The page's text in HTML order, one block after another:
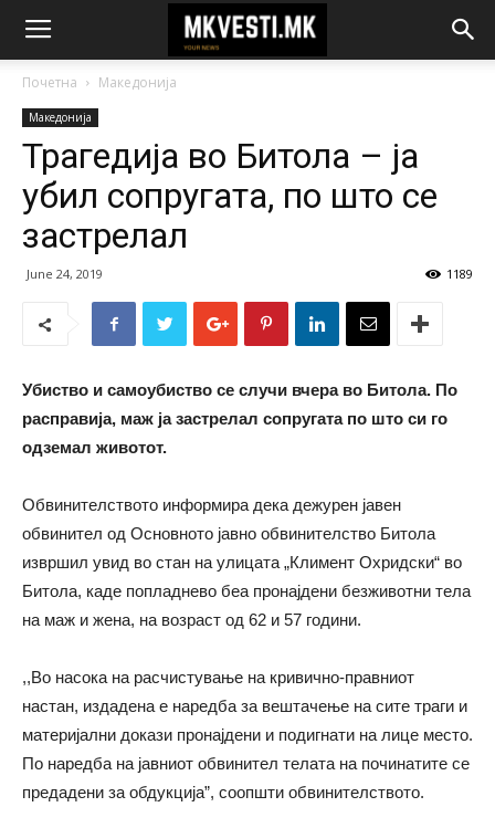
Почетна Македонија
Македонија
Трагедија во Битола – ја
убил сопругата, по што се
застрелал
June 24, 2019 1189
Убиство и самоубиство се случи вчера во Битола. По
расправија, маж ја застрелал сопругата по што си го
одземал животот.
Обвинителството информира дека дежурен јавен
обвинител од Основното јавно обвинителство Битола
извршил увид во стан на улицата „Климент Охридски“ во
Битола, каде попладнево беа пронајдени безживотни тела
на маж и жена, на возраст од 62 и 57 години.
,,Во насока на расчистување на кривично-правниот
настан, издадена е наредба за вештачење на сите траги и
материјални докази пронајдени и подигнати на лице место.
По наредба на јавниот обвинител телата на починатите се
предадени за обдукција”, соопшти обвинителството.